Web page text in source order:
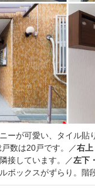
ーが可愛い、タイル貼
数は20戸です。／右上
接しています。／左下・
ボックスがずらり。階